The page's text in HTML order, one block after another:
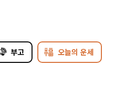
부고 오늘의 운세